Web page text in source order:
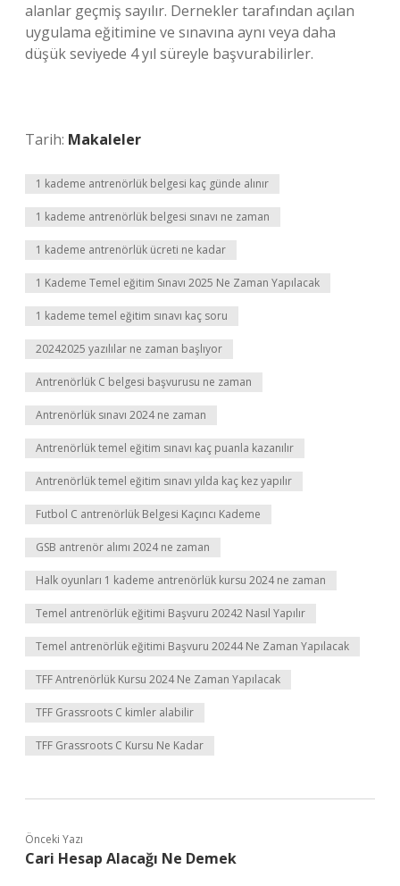
alanlar geçmiş sayılır. Dernekler tarafından açılan
uygulama eğitimine ve sınavına aynı veya daha
düşük seviyede 4 yıl süreyle başvurabilirler.
Tarih: Makaleler
1 kademe antrenörlük belgesi kaç günde alınır
1 kademe antrenörlük belgesi sınavı ne zaman
1 kademe antrenörlük ücreti ne kadar
1 Kademe Temel eğitim Sınavı 2025 Ne Zaman Yapılacak
1 kademe temel eğitim sınavı kaç soru
20242025 yazılılar ne zaman başlıyor
Antrenörlük C belgesi başvurusu ne zaman
Antrenörlük sınavı 2024 ne zaman
Antrenörlük temel eğitim sınavı kaç puanla kazanılır
Antrenörlük temel eğitim sınavı yılda kaç kez yapılır
Futbol C antrenörlük Belgesi Kaçıncı Kademe
GSB antrenör alımı 2024 ne zaman
Halk oyunları 1 kademe antrenörlük kursu 2024 ne zaman
Temel antrenörlük eğitimi Başvuru 20242 Nasıl Yapılır
Temel antrenörlük eğitimi Başvuru 20244 Ne Zaman Yapılacak
TFF Antrenörlük Kursu 2024 Ne Zaman Yapılacak
TFF Grassroots C kimler alabilir
TFF Grassroots C Kursu Ne Kadar
Önceki Yazı
Cari Hesap Alacağı Ne Demek